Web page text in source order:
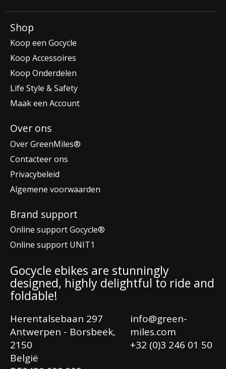
Shop
Koop een Gocycle
Koop Accessoires
Koop Onderdelen
Life Style & Safety
Maak een Account
Over ons
Over GreenMiles®
Contacteer ons
Privacybeleid
Algemene voorwaarden
Brand support
Online support Gocycle®
Online support UNIT1
Gocycle ebikes are stunningly
designed, highly delightful to ride and
foldable!
Herentalsebaan 297
Antwerpen - Borsbeek,
2150
België
info@green-
miles.com
+32 (0)3 246 01 50